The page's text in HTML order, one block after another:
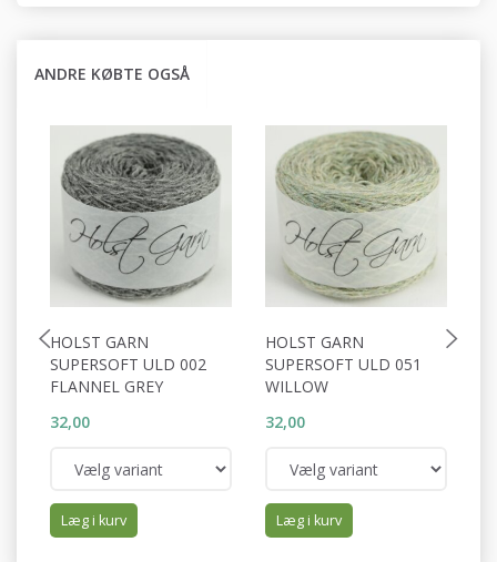
ANDRE KØBTE OGSÅ
HOLST GARN
SUPERSOFT ULD 002
FLANNEL GREY
32,00
Læg i kurv
HOLST GARN
SUPERSOFT ULD 051
WILLOW
32,00
Læg i kurv